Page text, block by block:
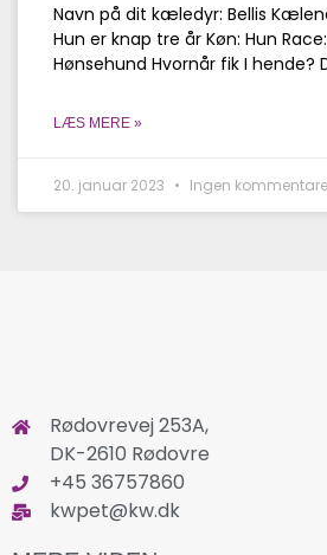
Navn på dit kæledyr: Bellis
Hun er knap tre år Køn: Hun
Hønsehund Hvornår fik I hende?
LÆS MERE »
20. januar 2023 Ingen
Rødovrevej 253A,
DK-2610 Rødovre
+45 36757860
kwpet@kw.dk